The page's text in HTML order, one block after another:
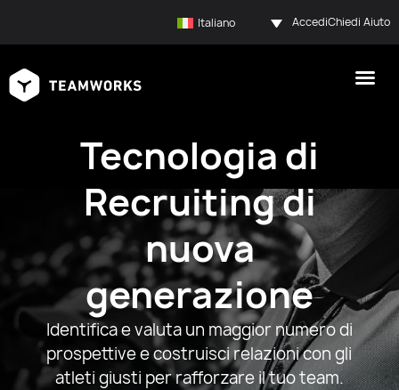
Italiano AccediChiedi Aiuto
Tecnologia di
Recruiting di
nuova
generazione
Identifica e valuta un maggior numero di
prospettive e costruisci relazioni con gli
atleti giusti per rafforzare il tuo team.